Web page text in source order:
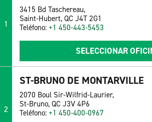
1
3415 Bd Taschereau,
Saint-Hubert, QC J4T 2G1
Teléfono: +1 450-443-5453
SELECCIONAR
2
ST-BRUNO DE MONTARVILLE
2070 Boul Sir-Wilfrid-Laurier,
St-Bruno, QC J3V 4P6
Teléfono: +1 450-400-0967